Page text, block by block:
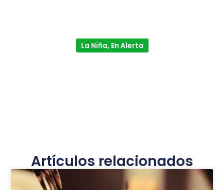
La Niña, En Alerta
Artículos relacionados